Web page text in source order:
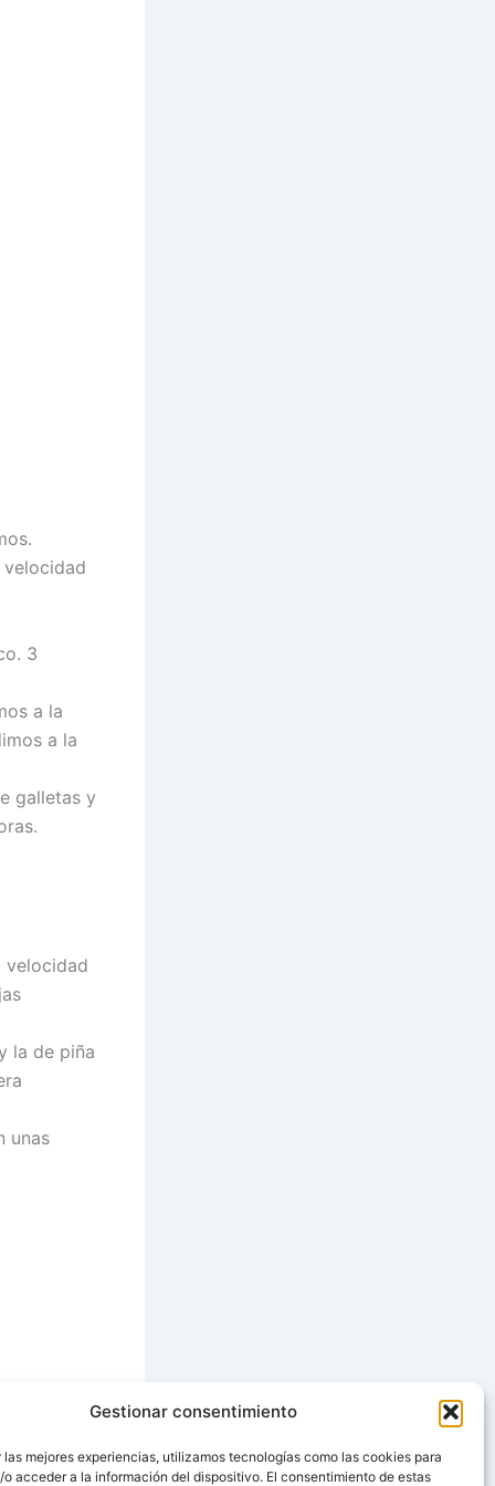
Gestionar consentimiento
las mejores experiencias, utilizamos tecnologías como las cookies para
o acceder a la información del dispositivo. El consentimiento de estas
3
a la
a la
galletas y
velocidad
la de piña
unas
SIGUIENTE